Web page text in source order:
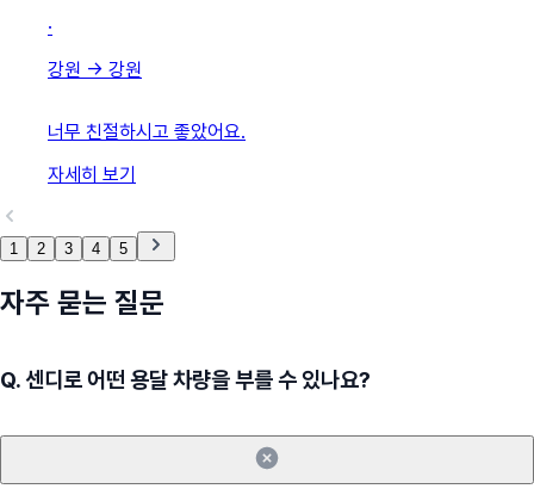
·
강원 → 강원
너무 친절하시고 좋았어요.
자세히 보기
1 2 3 4 5
자주 묻는 질문
Q.센디로 어떤 용달 차량을 부를 수 있나요?